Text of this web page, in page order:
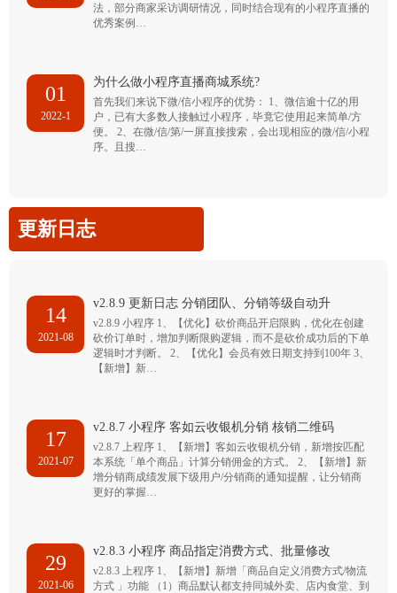
法，部分商家采访调研情况，同时结合现有的小程序直播的
优秀案例…
01
2022-1
为什么做小程序直播商城系统?
首先我们来说下微/信小程序的优势： 1、微信逾十亿的用
户，已有大多数人接触过小程序，毕竟它使用起来简单/方
便。 2、在微/信/第/一屏直接搜索，会出现相应的微/信/小程
序。且搜…
更新日志
14
2021-08
v2.8.9 更新日志 分销团队、分销等级自动升
v2.8.9 小程序 1、【优化】砍价商品开启限购，优化在创建
砍价订单时，增加判断限购逻辑，而不是砍价成功后的下单
逻辑时才判断。 2、【优化】会员有效日期支持到100年 3、
【新增】新…
17
2021-07
v2.8.7 小程序 客如云收银机分销 核销二维码
v2.8.7 上程序 1、【新增】客如云收银机分销，新增按匹配
本系统「单个商品」计算分销佣金的方式。 2、【新增】新
增分销商成绩发展下级用户/分销商的通知提醒，让分销商
更好的掌握…
29
2021-06
v2.8.3 小程序 商品指定消费方式、批量修改
v2.8.3 上程序 1、【新增】新增「商品自定义消费方式/物流
方式 」功能 （1）商品默认都支持同城外卖、店内食堂、到